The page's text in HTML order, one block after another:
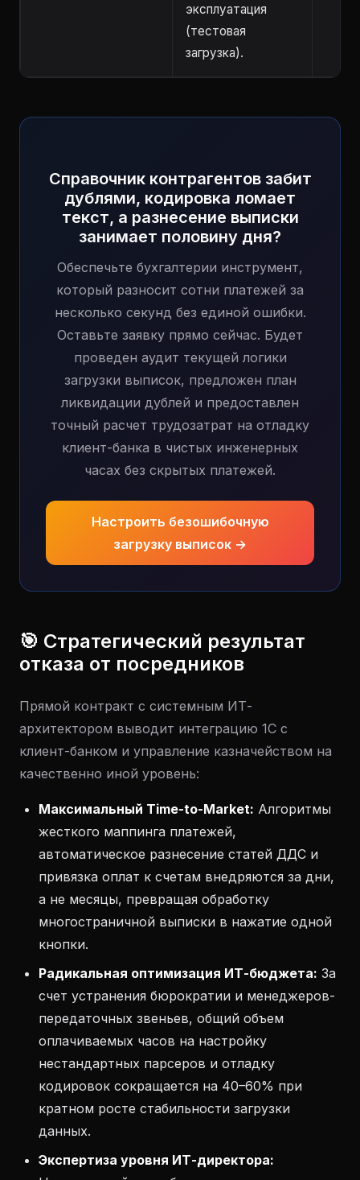
эксплуатация
(тестовая
загрузка).
Справочник контрагентов забит
дублями, кодировка ломает
текст, а разнесение выписки
занимает половину дня?
Обеспечьте бухгалтерии инструмент,
который разносит сотни платежей за
несколько секунд без единой ошибки.
Оставьте заявку прямо сейчас. Будет
проведен аудит текущей логики
загрузки выписок, предложен план
ликвидации дублей и предоставлен
точный расчет трудозатрат на отладку
клиент-банка в чистых инженерных
часах без скрытых платежей.
Настроить безошибочную
загрузку выписок →
🎯 Стратегический результат
отказа от посредников
Прямой контракт с системным ИТ-
архитектором выводит интеграцию 1С с
клиент-банком и управление казначейством на
качественно иной уровень:
Максимальный Time-to-Market: Алгоритмы
жесткого маппинга платежей,
автоматическое разнесение статей ДДС и
привязка оплат к счетам внедряются за дни,
а не месяцы, превращая обработку
многостраничной выписки в нажатие одной
кнопки.
Радикальная оптимизация ИТ-бюджета: За
счет устранения бюрократии и менеджеров-
передаточных звеньев, общий объем
оплачиваемых часов на настройку
нестандартных парсеров и отладку
кодировок сокращается на 40–60% при
кратном росте стабильности загрузки
данных.
Экспертиза уровня ИТ-директора: